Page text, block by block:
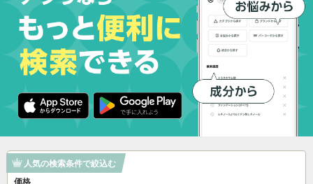
人気の検索条件で絞込む
価格